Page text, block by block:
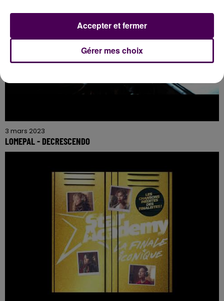
3 mars 2023
LOMEPAL - DECRESCENDO
Gérer mes choix
Accepter et fermer